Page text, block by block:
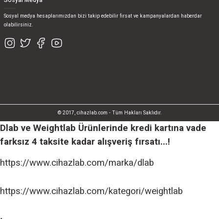
Sosyal medya hesaplarımızdan bizi takip edebilir fırsat ve kampanyalardan haberdar
olabilirsiniz.
© 2017, cihazlab.com - Tüm Hakları Saklıdır.
Dlab ve Weightlab Ürünlerinde kredi kartına vade
farksız 4 taksite kadar alışveriş fırsatı...!
https://www.cihazlab.com/marka/dlab
https://www.cihazlab.com/kategori/weightlab